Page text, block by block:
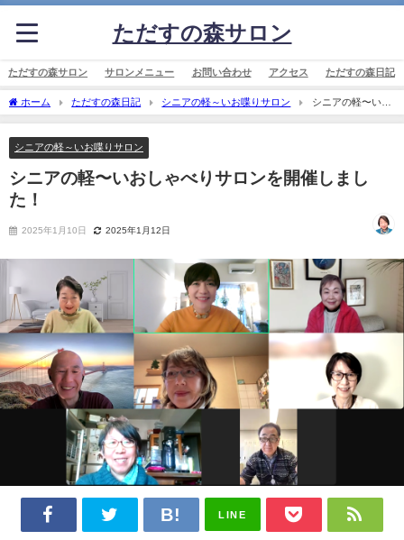
ただすの森サロン
ただすの森サロン サロンメニュー お問い合わせ アクセス ただすの森日記
ホーム ただすの森日記 シニアの軽～いお喋りサロン
シニアの軽〜いお
しゃべりサロンを開催しました！
シニアの軽～いお喋りサロン
シニアの軽〜いおしゃべりサロンを開催しまし
た！
2025年1月10日 2025年1月12日
LINE